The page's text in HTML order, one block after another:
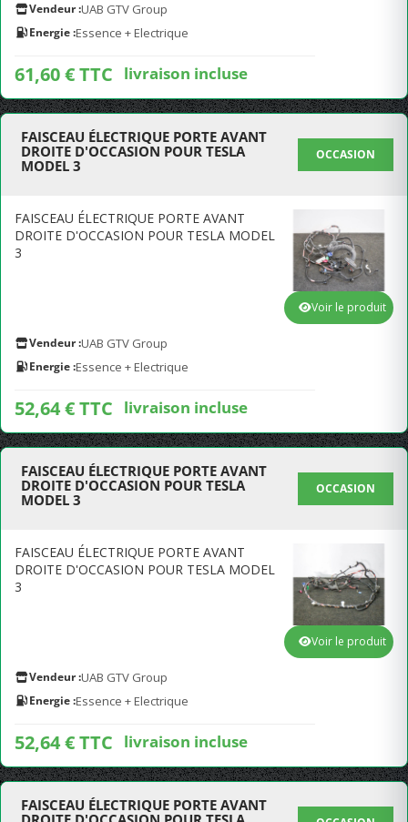
Vendeur :UAB GTV Group
Energie :Essence + Electrique
61,60 € TTC livraison incluse
FAISCEAU ÉLECTRIQUE PORTE AVANT
DROITE D'OCCASION POUR TESLA
MODEL 3
OCCASION
FAISCEAU ÉLECTRIQUE PORTE AVANT
DROITE D'OCCASION POUR TESLA MODEL
3
Vendeur :UAB GTV Group
Energie :Essence + Electrique
52,64 € TTC livraison incluse
Voir le produit
FAISCEAU ÉLECTRIQUE PORTE AVANT
DROITE D'OCCASION POUR TESLA
MODEL 3
OCCASION
FAISCEAU ÉLECTRIQUE PORTE AVANT
DROITE D'OCCASION POUR TESLA MODEL
3
Vendeur :UAB GTV Group
Energie :Essence + Electrique
52,64 € TTC livraison incluse
Voir le produit
FAISCEAU ÉLECTRIQUE PORTE AVANT